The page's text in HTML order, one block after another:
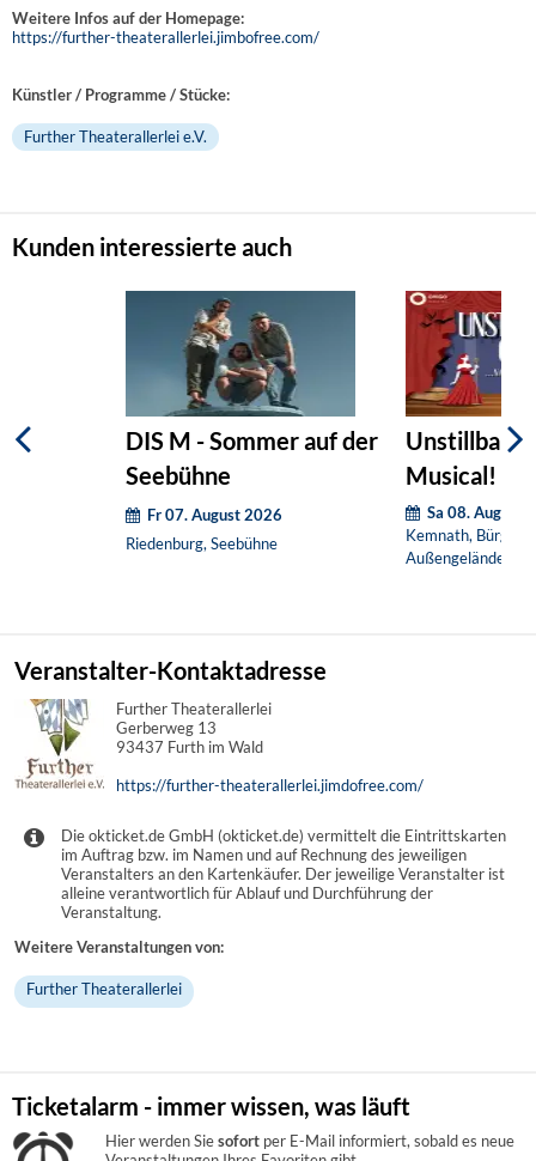
Weitere Infos auf der Homepage:
https://further-theaterallerlei.jimbofree.com/
Künstler / Programme / Stücke:
Further Theaterallerlei e.V.
Kunden interessierte auch
DIS M - Sommer auf der
Seebühne
Fr 07. August 2026
Riedenburg, Seebühne
Unstillbare
Musical!
Sa 08. August
Kemnath,
Außengelände
Veranstalter-Kontaktadresse
Further Theaterallerlei
Gerberweg 13
93437 Furth im Wald
https://further-theaterallerlei.jimdofree.com/
Die okticket.de GmbH (okticket.de) vermittelt die Eintrittskarten
im Auftrag bzw. im Namen und auf Rechnung des jeweiligen
Veranstalters an den Kartenkäufer. Der jeweilige Veranstalter ist
alleine verantwortlich für Ablauf und Durchführung der
Veranstaltung.
Weitere Veranstaltungen von:
Further Theaterallerlei
Ticketalarm - immer wissen, was läuft
Hier werden Siesofort per E-Mail informiert, sobald es neue